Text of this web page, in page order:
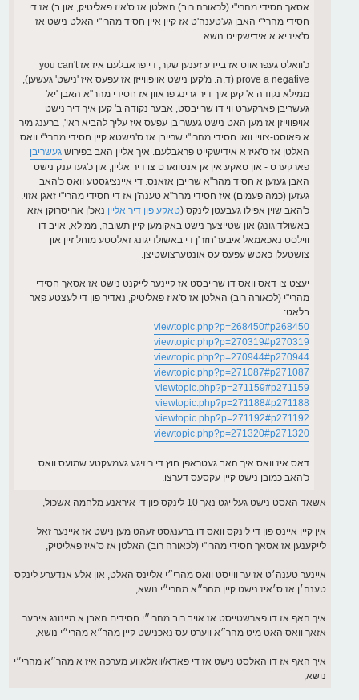
אסאך חסידי מהרי"י (לכאורה רוב) האלטן אז ס'איז פאליטיק, און ב) אז די
חסידי מהרי"י האבן גע'טענה'ט אז קיין איין חסיד מהרי"י האלט נישט אז
ס'איז יא א אידישקייט נושא.
כ'וואלט געפראווט אז ביידע זענען שקר, די פראבלעם איז אז you can't
prove a negative (ד.ה. מ'קען נישט אויפווייזן אז עפעס איז 'נישט' געשען),
ממילא נקודה א' קען איך דיר גרינג פראוון אז חסידי מהר"א האבן 'יא'
געשריבן פארקערט ווי דו שרייבסט, אבער נקודה ב' קען איך דיר נישט
אויפווייזן אז מען האט נישט געשריבן עפעס איז עליך להביא ראי', ברענג מיר
א פאוסט-צוויי וואו חסידי מהרי"י שרייבן אז ס'נישטא קיין חסידי מהרי"י וואס
האלטן אז ס'איז א אידישקייט פראבלעם. איך אליין האב בפירוש געשריבן
פארקערט - און טאקע אין אן אנטווארט צו דיר אליין, און כ'געדענק נישט
האבן געזען א חסיד מהר"א שרייבן אזאנס. די איינציגסטע וואס כ'האב
געזען (כמה פעמים) איז חסידי מהר"א טענה'ן אז די חסידי מהרי"י זאגן אזוי.
כ'האב שוין אפילו געבעטן לינקס (טאקע פון דיר אליין נאכ'ן ארויסרוקן אזא
באשולדיגונג) און שטייצעך נישט באקומען קיין תשובה, ממילא, אויב דו
ווילסט נאכאמאל איבער'חזר'ן די באשולדיגונג זאלסטע מוחל זיין און
צושטעלן כאטש עפעס עס אונטערצושטיצן.
יעצט צו דאס וואס דו שרייבסט אז קיינער לייקנט נישט אז אסאך חסידי
מהרי"י (לכאורה רוב) האלטן אז ס'איז פאליטיק, נאדיר פון די לעצטע פאר
בלאט:
viewtopic.php?p=268450#p268450
viewtopic.php?p=270319#p270319
viewtopic.php?p=270944#p270944
viewtopic.php?p=271087#p271087
viewtopic.php?p=271159#p271159
viewtopic.php?p=271188#p271188
viewtopic.php?p=271192#p271192
viewtopic.php?p=271320#p271320
דאס איז וואס איך האב געטראפן חוץ די ריזיגע געמעקטע שמועס וואס
כ'האב כמובן נישט קיין עקסעס דערצו.
אשאד האסט נישט געלייגט נאך 10 לינקס פון די איראנע מלחמה אשכול,
אין קיין איינס פון די לינקס וואס דו ברענגסט זעהט מען נישט אז איינער זאל
לייקענען אז אסאך חסידי מהרי"י (לכאורה רוב) האלטן אז ס'איז פאליטיק,
איינער טענה׳ט אז ער ווייסט וואס מהרי״י אליינס האלט, און אלע אנדערע לינקס
טענה׳ן אז ס׳איז נישט קיין מהר״א מהרי״י נושא,
איך האף אז דו פארשטייסט אז אויב רוב מהרי״י חסידים האבן א מיינונג איבער
אזאך וואס האט מיט מהר״א ווערט עס נאכנישט קיין מהר״א מהרי״י נושא,
איך האף אז דו האלסט נישט אז די פאדא/וואלאווע מערכה איז א מהר״א מהרי״י
נושא,